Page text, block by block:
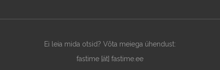
Ei leia mida otsid? Võta meiega ühendust:
fastime [ät] fastime.ee